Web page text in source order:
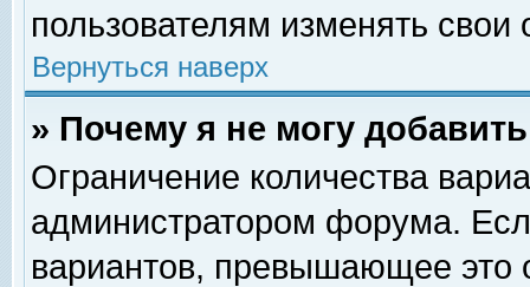
пользователям изменять свои
Вернуться наверх
» Почему я не могу
Ограничение количества
администратором форума.
вариантов, превышающее это